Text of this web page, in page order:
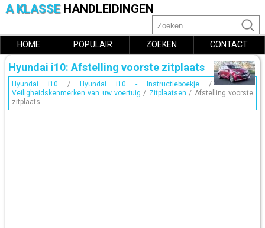
A KLASSE HANDLEIDINGEN
HOME POPULAIR ZOEKEN CONTACT
Hyundai i10: Afstelling voorste zitplaats
Hyundai i10 / Hyundai i10 - Instructieboekje /
Veiligheidskenmerken van uw voertuig / Zitplaatsen / Afstelling voorste
zitplaats